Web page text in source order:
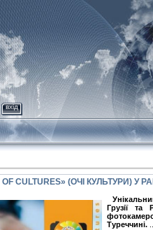
вхід
CULTURES» (ОЧІ КУЛЬТУРИ)
Грузії та
Туреччині.